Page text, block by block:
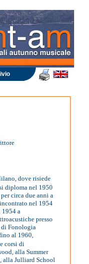
dove risiede
diploma nel 1950
circa due anni a
nel 1954
1954 a
presso
Fonologia
al 1960,
corsi di
alla Summer
alla Julliard School